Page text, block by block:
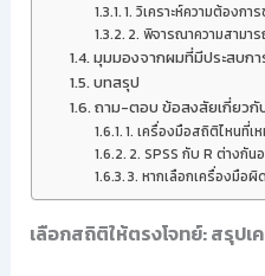
1. วิเคราะห์ความต้องกา
2. พิจารณาความสามา
มุมมองจากผมที่มีประสบก
บทสรุป
ถาม-ตอบ ข้อสงสัยเกี่ยวกั
1. เครื่องมือสถิติไหนที่เ
2. SPSS กับ R ต่างกัน
3. หากเลือกเครื่องมือผิ
เลือกสถิติให้ตรงโจทย์: สรุป